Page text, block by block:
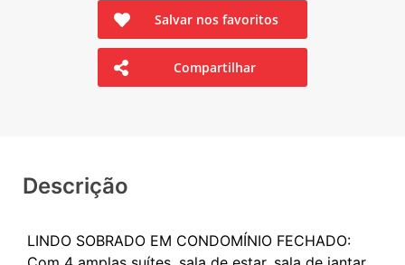
Salvar nos favoritos
Compartilhar
Descrição
LINDO SOBRADO EM CONDOMÍNIO FECHADO: